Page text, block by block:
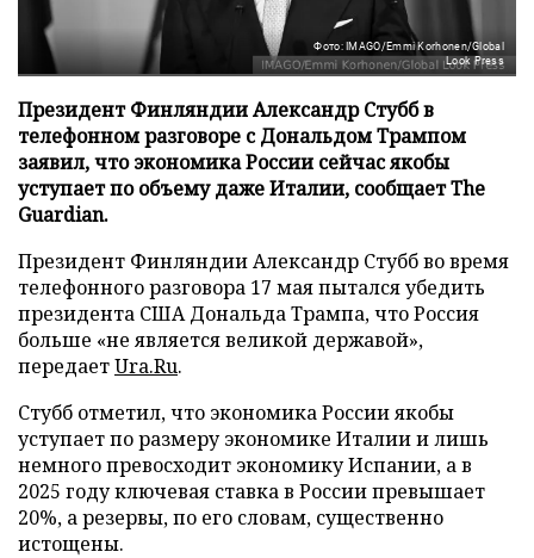
Фото: IMAGO/Emmi Korhonen/Global
Look Press
Президент Финляндии Александр Стубб в
телефонном разговоре с Дональдом Трампом
заявил, что экономика России сейчас якобы
уступает по объему даже Италии, сообщает The
Guardian.
Президент Финляндии Александр Стубб во время
телефонного разговора 17 мая пытался убедить
президента США Дональда Трампа, что Россия
больше «не является великой державой»,
передаетUra.Ru.
Стубб отметил, что экономика России якобы
уступает по размеру экономике Италии и лишь
немного превосходит экономику Испании, а в
2025 году ключевая ставка в России превышает
20%, а резервы, по его словам, существенно
истощены.